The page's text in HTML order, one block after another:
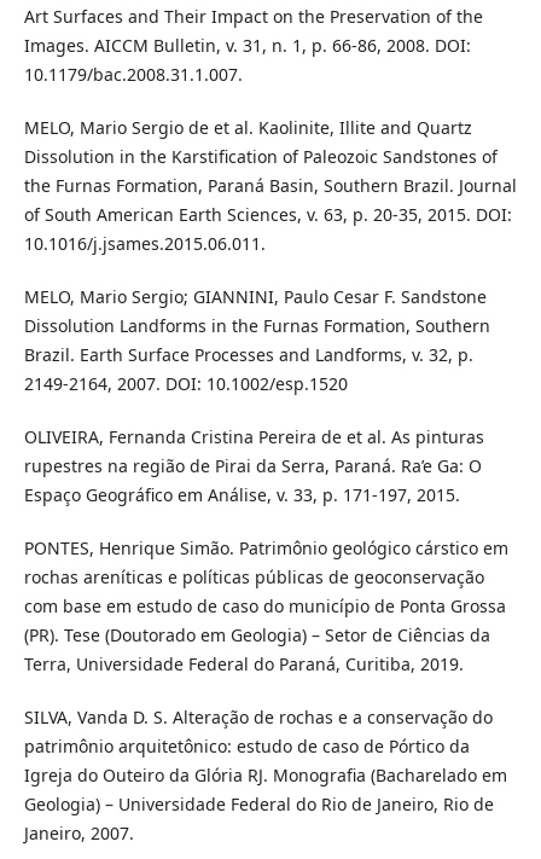
Art Surfaces and Their Impact on the Preservation of the
Images. AICCM Bulletin, v. 31, n. 1, p. 66-86, 2008. DOI:
10.1179/bac.2008.31.1.007.
MELO, Mario Sergio de et al. Kaolinite, Illite and Quartz
Dissolution in the Karstification of Paleozoic Sandstones of
the Furnas Formation, Paraná Basin, Southern Brazil. Journal
of South American Earth Sciences, v. 63, p. 20-35, 2015. DOI:
10.1016/j.jsames.2015.06.011.
MELO, Mario Sergio; GIANNINI, Paulo Cesar F. Sandstone
Dissolution Landforms in the Furnas Formation, Southern
Brazil. Earth Surface Processes and Landforms, v. 32, p.
2149-2164, 2007. DOI: 10.1002/esp.1520
OLIVEIRA, Fernanda Cristina Pereira de et al. As pinturas
rupestres na região de Pirai da Serra, Paraná. Ra’e Ga: O
Espaço Geográfico em Análise, v. 33, p. 171-197, 2015.
PONTES, Henrique Simão. Patrimônio geológico cárstico em
rochas areníticas e políticas públicas de geoconservação
com base em estudo de caso do município de Ponta Grossa
(PR). Tese (Doutorado em Geologia) – Setor de Ciências da
Terra, Universidade Federal do Paraná, Curitiba, 2019.
SILVA, Vanda D. S. Alteração de rochas e a conservação do
patrimônio arquitetônico: estudo de caso de Pórtico da
Igreja do Outeiro da Glória RJ. Monografia (Bacharelado em
Geologia) – Universidade Federal do Rio de Janeiro, Rio de
Janeiro, 2007.